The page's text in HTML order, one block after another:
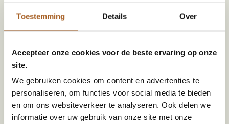
Toestemming Details Over
Accepteer onze cookies voor de beste ervaring op onze
site.
We gebruiken cookies om content en advertenties te
personaliseren, om functies voor social media te bieden
en om ons websiteverkeer te analyseren. Ook delen we
informatie over uw gebruik van onze site met onze
die elke kandelaar weer uniek kleurt. We reizen zelf langs bijzondere
Kleur Naturel
Aardewerk